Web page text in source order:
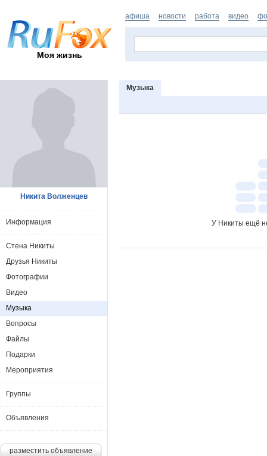
Моя жизнь
афиша новости работа видео
Музыка
У Никиты ещё
Никита Волженцев
Информация
Стена Никиты
Друзья Никиты
Фотографии
Видео
Музыка
Вопросы
Файлы
Подарки
Мероприятия
Группы
Объявления
разместить объявление